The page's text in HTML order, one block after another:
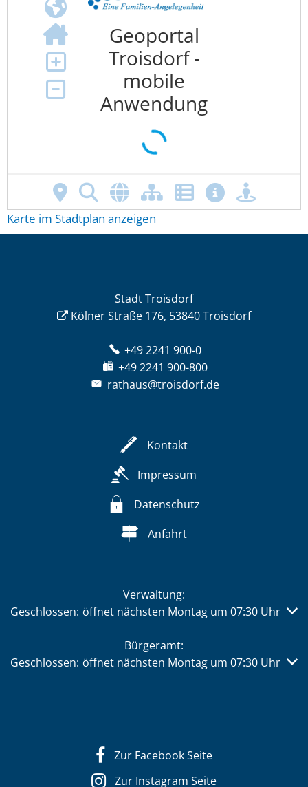
Karte im Stadtplan anzeigen
Stadt Troisdorf
Kölner Straße 176, 53840 Troisdorf
+49 2241 900-0
+49 2241 900-800
rathaus@troisdorf.de
Kontakt
Impressum
Datenschutz
Anfahrt
Verwaltung:
Klicken, um weitere Öffnungs- oder Schließzeiten
Geschlossen: öffnet nächsten Montag um 07:30 Uhr
Bürgeramt:
Klicken, um weitere Öffnungs- oder Schließzeiten
Geschlossen: öffnet nächsten Montag um 07:30 Uhr
Zur Facebook Seite
Zur Instagram Seite